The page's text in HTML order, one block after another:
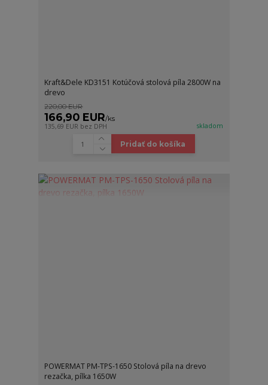
Kraft&Dele KD3151 Kotúčová stolová píla 2800W na
drevo
220,00 EUR
166,90 EUR/ks
135,69 EUR bez DPH skladom
Pridať do košíka
POWERMAT PM-TPS-1650 Stolová píla na drevo
rezačka, pílka 1650W